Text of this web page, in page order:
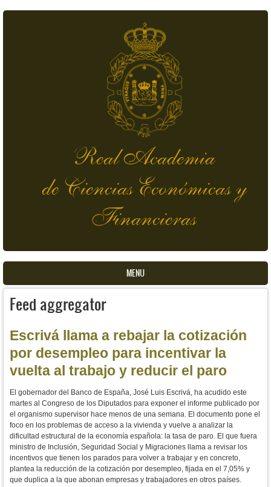
Real Academia
de Ciencias Económicas y
Financieras
MENU
Feed aggregator
Escrivá llama a rebajar la cotización
por desempleo para incentivar la
vuelta al trabajo y reducir el paro
El gobernador del Banco de España, José Luis Escrivá, ha acudido este
martes al Congreso de los Diputados para exponer el informe publicado por
el organismo supervisor hace menos de una semana. El documento pone el
foco en los problemas de acceso a la vivienda y vuelve a analizar la
dificultad estructural de la economía española: la tasa de paro. El que fuera
ministro de Inclusión, Seguridad Social y Migraciones llama a revisar los
incentivos que tienen los parados para volver a trabajar y en concreto,
plantea la reducción de la cotización por desempleo, fijada en el 7,05% y
que duplica a la que abonan empresas y trabajadores en otros países.